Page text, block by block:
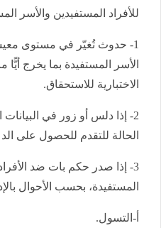
للأفراد المستفيدين والأسر
1- حدوث تُغيّر في مستوى
الأسر المستفيدة بما يخرج أيًّا
الاختبارية للاستحقاق.
2- إذا دلس أو زور في
الحالة للتقدم للحصول على
3- إذا صدر حكم بات ضد
المستفيدة، بحسب الأحوال
أ-التسول.